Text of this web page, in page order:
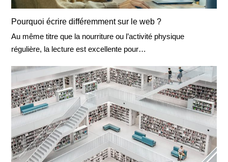
Pourquoi écrire différemment sur le web ?
Au même titre que la nourriture ou l’activité physique
régulière, la lecture est excellente pour…